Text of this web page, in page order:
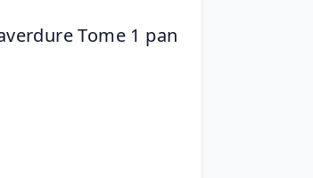
Tome 1 pan